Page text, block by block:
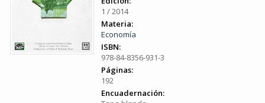
1 / 2014
Materia:
Economía
ISBN:
978-84-8356-931-3
Páginas:
192
Encuadernación: